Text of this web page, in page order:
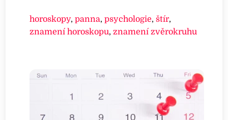
horoskopy,panna,psychologie,štír,
znamení horoskopu, znamení zvěrokruhu